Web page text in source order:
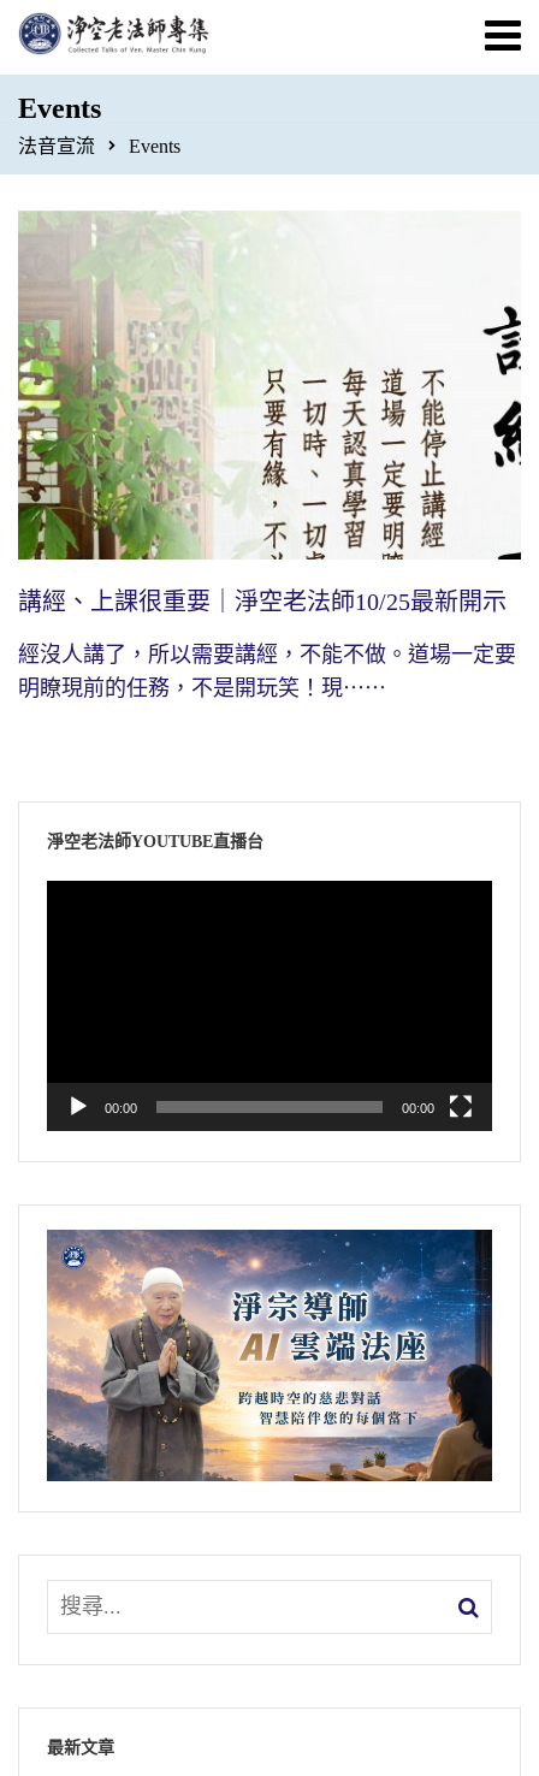
Events
法音宣流 Events
講經、上課很重要｜淨空老法師10/25最新開示
經沒人講了，所以需要講經，不能不做。道場一定要
明瞭現前的任務，不是開玩笑！現⋯⋯
淨空老法師YOUTUBE直播台
00:00 00:00
最新文章